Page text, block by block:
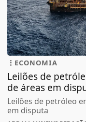
ECONOMIA
Leilões de
de áreas em
Leilões de petróleo
em disputa